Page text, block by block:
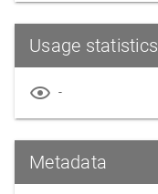
Usage statistics
-
Metadata